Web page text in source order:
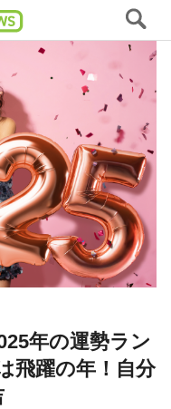
年の運勢ラン
飛躍の年！自分